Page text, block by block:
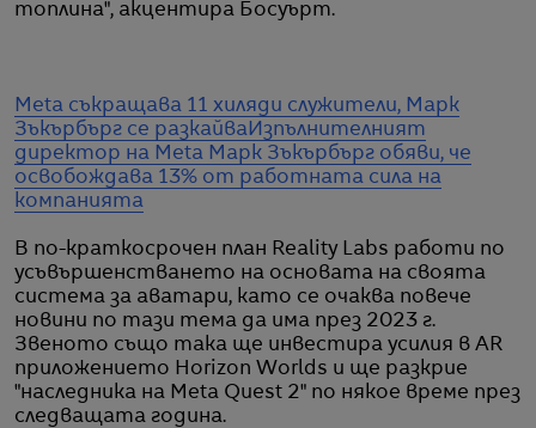
топлина", акцентира Босуърт.
Meta съкращава 11 хиляди служители, Марк
Зъкърбърг се разкайваИзпълнителният
директор на Meta Марк Зъкърбърг обяви, че
освобождава 13% от работната сила на
компанията
В по-краткосрочен план Reality Labs работи по
усъвършенстването на основата на своята
система за аватари, като се очаква повече
новини по тази тема да има през 2023 г.
Звеното също така ще инвестира усилия в AR
приложението Horizon Worlds и ще разкрие
"наследника на Meta Quest 2" по някое време през
следващата година.